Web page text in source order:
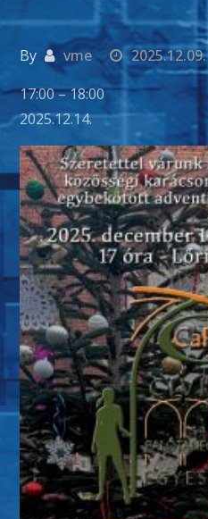
By vme
2025.12.09.
CAPE
Adventi
koncert
17:00–18:00
2025.12.14.